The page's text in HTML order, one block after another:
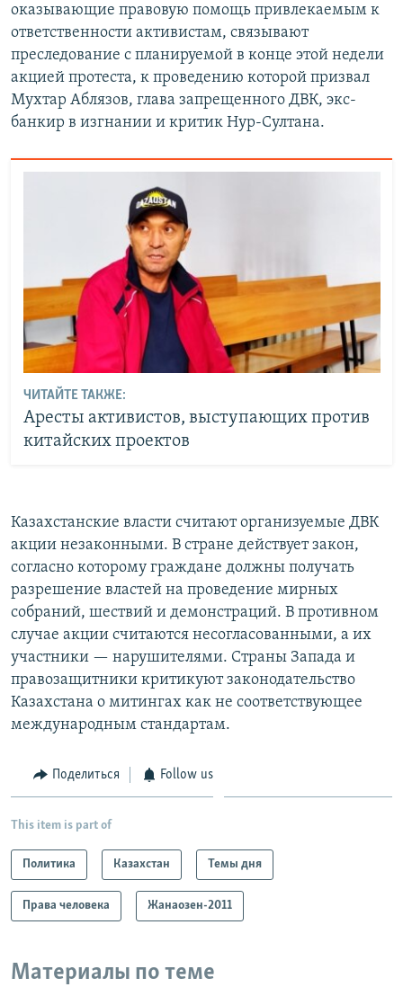
оказывающие правовую помощь привлекаемым к
ответственности активистам, связывают
преследование с планируемой в конце этой недели
акцией протеста, к проведению которой призвал
Мухтар Аблязов, глава запрещенного ДВК, экс-
банкир в изгнании и критик Нур-Султана.
ЧИТАЙТЕ ТАКЖЕ:
Аресты активистов, выступающих против
китайских проектов
Казахстанские власти считают организуемые ДВК
акции незаконными. В стране действует закон,
согласно которому граждане должны получать
разрешение властей на проведение мирных
собраний, шествий и демонстраций. В противном
случае акции считаются несогласованными, а их
участники — нарушителями. Страны Запада и
правозащитники критикуют законодательство
Казахстана о митингах как не соответствующее
международным стандартам.
Поделиться Follow us
This item is part of
Политика Казахстан Темы дня
Права человека Жанаозен-2011
Материалы по теме